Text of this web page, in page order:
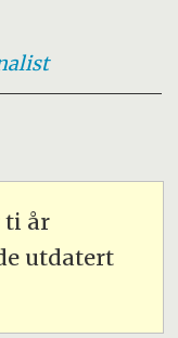
ti år
utdatert